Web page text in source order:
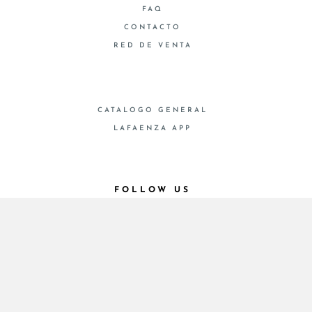
FAQ
CONTACTO
RED DE VENTA
CATALOGO GENERAL
LAFAENZA APP
FOLLOW US